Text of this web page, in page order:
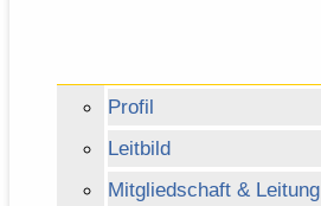
Profil
Leitbild
Mitgliedschaft & Leitung